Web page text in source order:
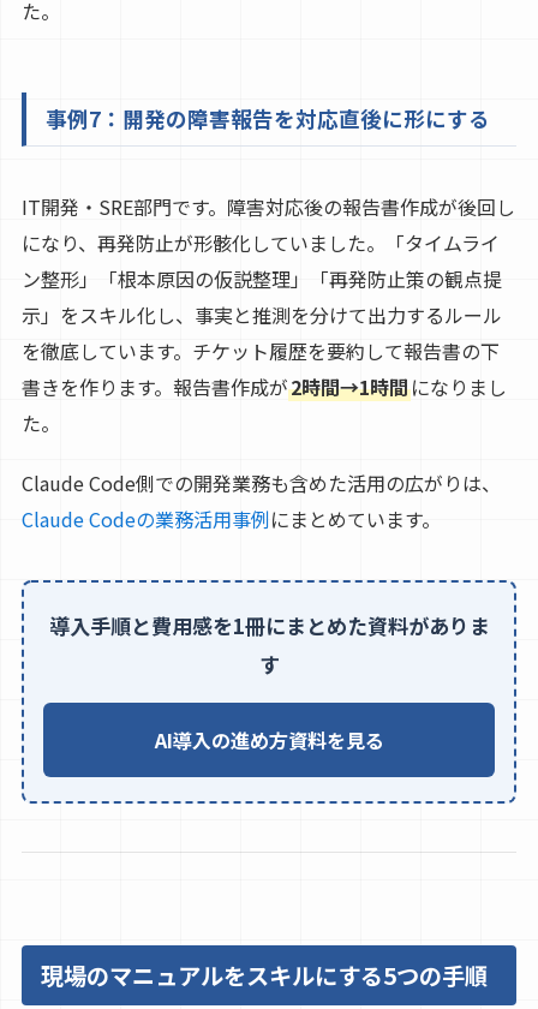
た。
事例7：開発の障害報告を対応直後に形にする
IT開発・SRE部門です。障害対応後の報告書作成が後回し
になり、再発防止が形骸化していました。「タイムライ
ン整形」「根本原因の仮説整理」「再発防止策の観点提
示」をスキル化し、事実と推測を分けて出力するルール
を徹底しています。チケット履歴を要約して報告書の下
書きを作ります。報告書作成が2時間→1時間になりまし
た。
Claude Code側での開発業務も含めた活用の広がりは、
Claude Codeの業務活用事例にまとめています。
導入手順と費用感を1冊にまとめた資料がありま
す
AI導入の進め方資料を見る
現場のマニュアルをスキルにする5つの手順